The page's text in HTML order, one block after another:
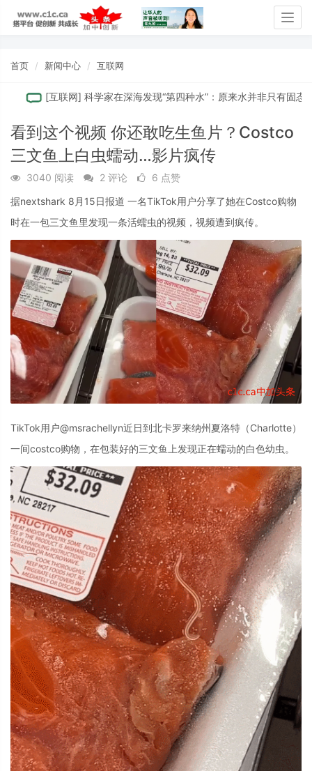
首页 新闻中心 互联网
[互联网] 科学家在深海发现“第四种水”：原来水并非只有固态、液
看到这个视频 你还敢吃生鱼片？Costco
三文鱼上白虫蠕动…影片疯传
3040 阅读 2 评论
6 点赞
据nextshark 8月15日报道 一名TikTok用户分享了她在Costco购物
时在一包三文鱼里发现一条活蠕虫的视频，视频遭到疯传。
TikTok用户@msrachellyn近日到北卡罗来纳州夏洛特（Charlotte）
一间costco购物，在包装好的三文鱼上发现正在蠕动的白色幼虫。